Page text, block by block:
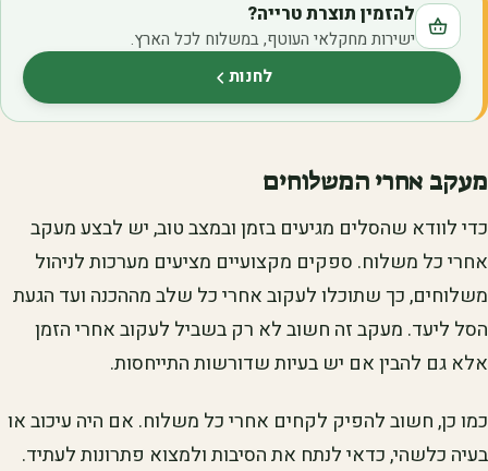
להזמין תוצרת טרייה?
ישירות מחקלאי העוטף, במשלוח לכל הארץ.
לחנות(נפתח בלשונית חדשה)
מעקב אחרי המשלוחים
כדי לוודא שהסלים מגיעים בזמן ובמצב טוב, יש לבצע מעקב
אחרי כל משלוח. ספקים מקצועיים מציעים מערכות לניהול
משלוחים, כך שתוכלו לעקוב אחרי כל שלב מההכנה ועד הגעת
הסל ליעד. מעקב זה חשוב לא רק בשביל לעקוב אחרי הזמן
אלא גם להבין אם יש בעיות שדורשות התייחסות.
כמו כן, חשוב להפיק לקחים אחרי כל משלוח. אם היה עיכוב או
בעיה כלשהי, כדאי לנתח את הסיבות ולמצוא פתרונות לעתיד.